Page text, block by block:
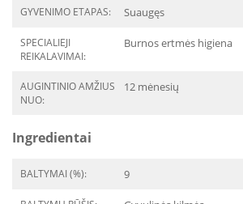
GYVENIMO ETAPAS: Suaugęs
SPECIALIEJI
REIKALAVIMAI:
Burnos ertmės higiena
AUGINTINIO AMŽIUS
NUO:
12 mėnesių
Ingredientai
BALTYMAI (%): 9